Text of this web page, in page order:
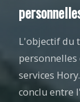
L'objectif du
services
conclu entre